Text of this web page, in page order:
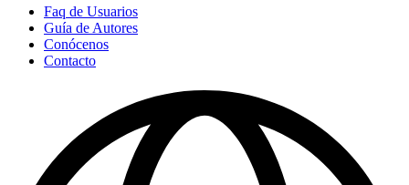
Faq de Usuarios
Guía de Autores
Conócenos
Contacto